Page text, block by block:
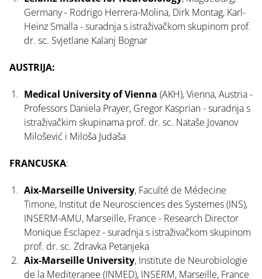
Germany - Rodrigo Herrera-Molina, Dirk Montag, Karl-
Heinz Smalla - suradnja s istraživačkom skupinom prof.
dr. sc. Svjetlane Kalanj Bognar
AUSTRIJA:
Medical University of Vienna (AKH), Vienna, Austria -
Professors Daniela Prayer, Gregor Kasprian - suradnja s
istraživačkim skupinama prof. dr. sc. Nataše Jovanov
Milošević i Miloša Judaša
FRANCUSKA:
Aix-Marseille University, Faculté de Médecine
Timone, Institut de Neurosciences des Systemes (INS),
INSERM-AMU, Marseille, France - Research Director
Monique Esclapez - suradnja s istraživačkom skupinom
prof. dr. sc. Zdravka Petanjeka
Aix-Marseille University, Institute de Neurobiologie
de la Mediteranee (INMED), INSERM, Marseille, France